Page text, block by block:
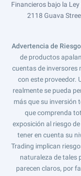
Financieros bajo la
2118 Guava
Advertencia de Riesgo
de productos
cuentas de inversores
con este proveedor.
realmente se pueda
más que su inversión
que comprenda
exposición al riesgo
tener en cuenta su
Trading implican
naturaleza de tales
parecen claros, por